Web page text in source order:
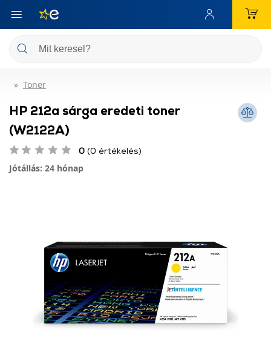
Toner
HP 212a sárga eredeti toner
(W2122A)
0 (0 értékelés)
Jótállás: 24 hónap